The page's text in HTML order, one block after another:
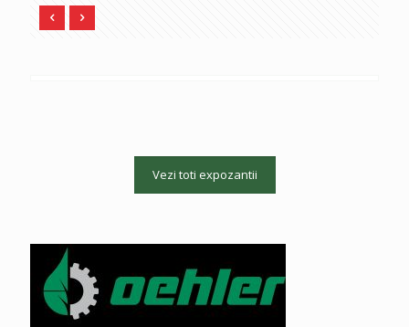
Vezi toti expozantii